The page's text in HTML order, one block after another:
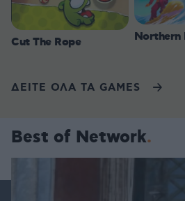
Cut The Rope Northern
ΔΕΙΤΕ ΟΛΑ ΤΑ GAMES
Best of Network